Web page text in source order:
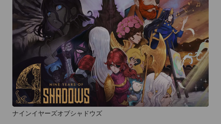
ナインイヤーズオブシャドウズ